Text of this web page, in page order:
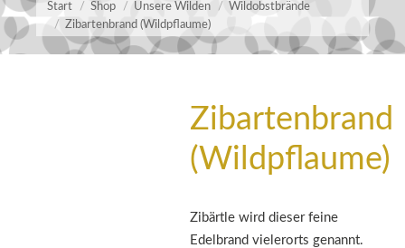
Start Shop Unsere Wilden
Wildobstbrände
Zibartenbrand (Wildpflaume)
Zibartenbrand
(Wildpflaume)
Zibärtle wird dieser feine
Edelbrand vielerorts genannt.